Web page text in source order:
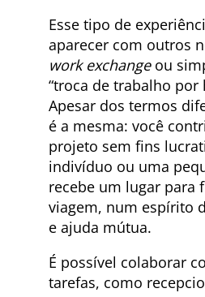
Esse tipo de
aparecer com outros
work exchangeou
“troca de trabalho por
Apesar dos termos
é a mesma: você
projeto sem fins
indivíduo ou uma
recebe um lugar para
viagem, num espírito
e ajuda mútua.
É possível colaborar
tarefas, como